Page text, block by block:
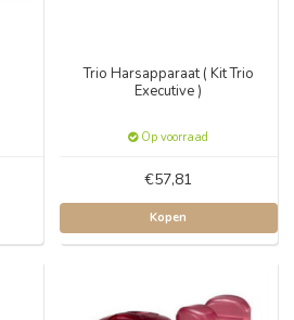
Trio Harsapparaat ( Kit Trio
Executive )
Op voorraad
€57,81
Kopen